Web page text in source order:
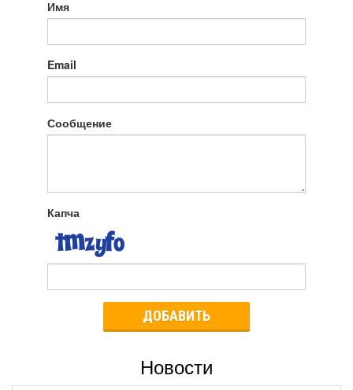
Имя
Email
Сообщение
Капча
ДОБАВИТЬ
Новости